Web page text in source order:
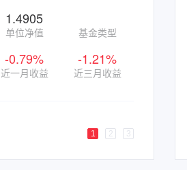
1 2 3
1.4905
单位净值 基金类型
-0.79%
近一月收益
-1.21%
近三月收益